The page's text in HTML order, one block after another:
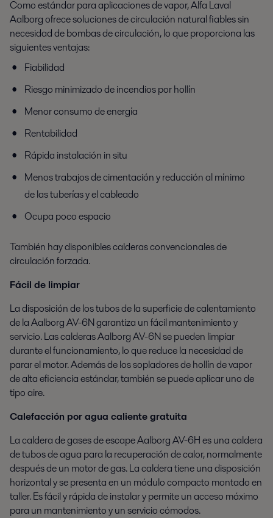
Como estándar para aplicaciones de vapor, Alfa Laval
Aalborg ofrece soluciones de circulación natural fiables sin
necesidad de bombas de circulación, lo que proporciona las
siguientes ventajas:
Fiabilidad
Riesgo minimizado de incendios por hollín
Menor consumo de energía
Rentabilidad
Rápida instalación in situ
Menos trabajos de cimentación y reducción al mínimo
de las tuberías y el cableado
Ocupa poco espacio
También hay disponibles calderas convencionales de
circulación forzada.
Fácil de limpiar
La disposición de los tubos de la superficie de calentamiento
de la Aalborg AV-6N garantiza un fácil mantenimiento y
servicio. Las calderas Aalborg AV-6N se pueden limpiar
durante el funcionamiento, lo que reduce la necesidad de
parar el motor. Además de los sopladores de hollín de vapor
de alta eficiencia estándar, también se puede aplicar uno de
tipo aire.
Calefacción por agua caliente gratuita
La caldera de gases de escape Aalborg AV-6H es una caldera
de tubos de agua para la recuperación de calor, normalmente
después de un motor de gas. La caldera tiene una disposición
horizontal y se presenta en un módulo compacto montado en
taller. Es fácil y rápida de instalar y permite un acceso máximo
para un mantenimiento y un servicio cómodos.